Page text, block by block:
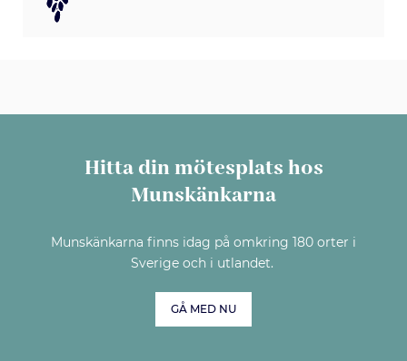
Hitta din mötesplats hos
Munskänkarna
Munskänkarna finns idag på omkring 180 orter i
Sverige och i utlandet.
GÅ MED NU